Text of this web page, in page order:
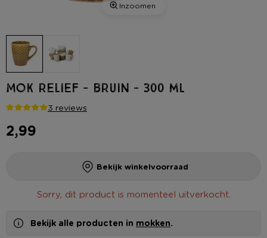
Inzoomen
Mok relief - bruin - 300 ml
3 reviews
2,99
Bekijk winkelvoorraad
Sorry, dit product is momenteel uitverkocht.
Bekijk alle producten in mokken.